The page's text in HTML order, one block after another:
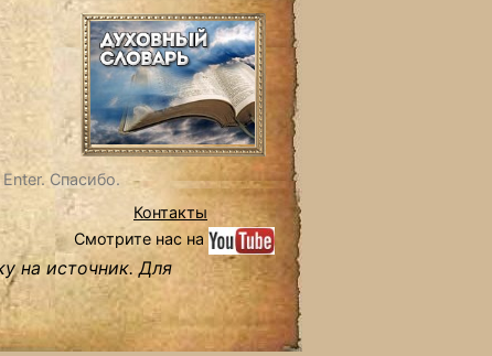
Спасибо.
Контакты
Смотрите нас на
на источник. Для